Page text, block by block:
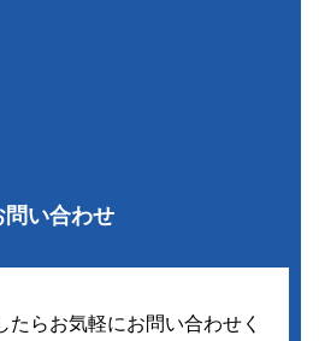
問い合わせ
たらお気軽にお問い合わせく